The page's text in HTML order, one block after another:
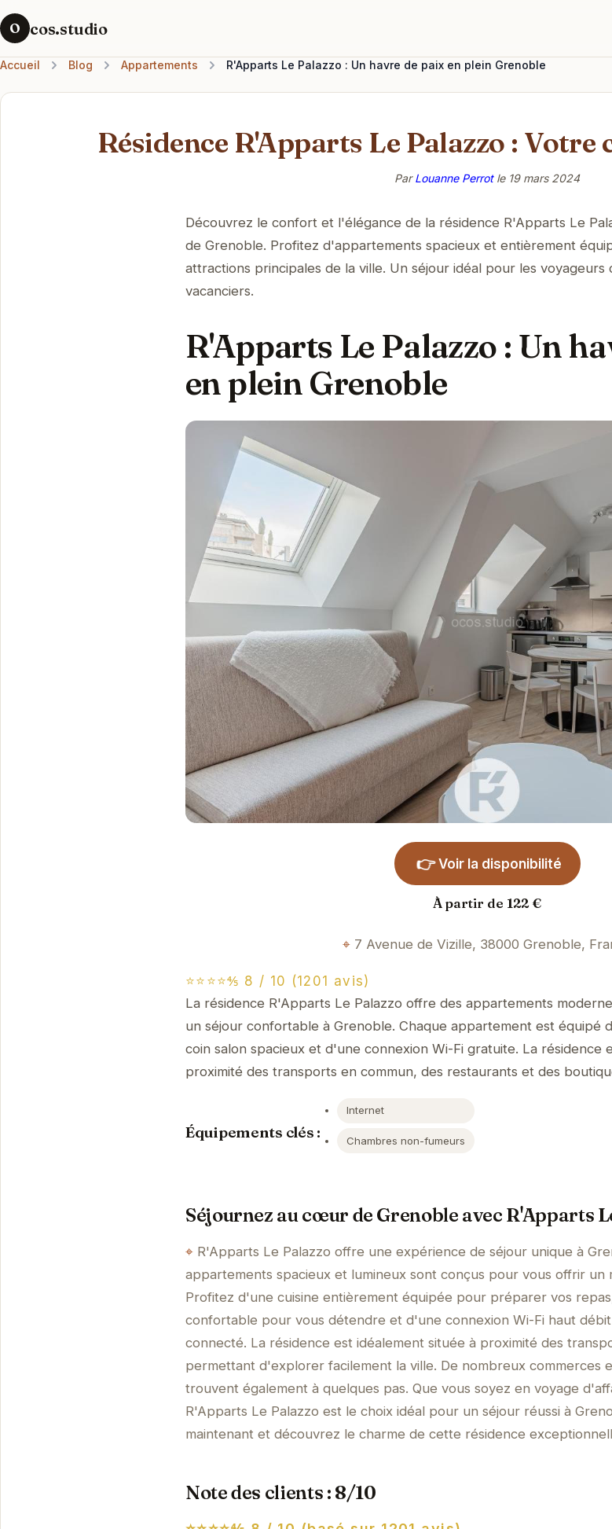
O cos.studio
Accueil Blog Appartements R'Apparts Le Palazzo : Un havre de paix en plein Grenoble
Résidence R'Apparts Le Palazzo : Votre
ParLouanne Perrotle 19 mars 2024
Découvrez le confort et l'élégance de la résidence R'Apparts Le
de Grenoble. Profitez d'appartements spacieux et entièrement
attractions principales de la ville. Un séjour idéal pour les voyageurs
vacanciers.
R'Apparts Le Palazzo : Un
en plein Grenoble
👉 Voir la disponibilité
À partir de 122 €
7 Avenue de Vizille, 38000 Grenoble,
⭐⭐⭐⭐⅘ 8 / 10 (1201 avis)
La résidence R'Apparts Le Palazzo offre des appartements
un séjour confortable à Grenoble. Chaque appartement est équipé
coin salon spacieux et d'une connexion Wi-Fi gratuite. La résidence
proximité des transports en commun, des restaurants et des
Équipements clés :
Internet
Chambres non-fumeurs
Séjournez au cœur de Grenoble avec R'Apparts
R'Apparts Le Palazzo offre une expérience de séjour unique à
appartements spacieux et lumineux sont conçus pour vous offrir un
Profitez d'une cuisine entièrement équipée pour préparer vos
confortable pour vous détendre et d'une connexion Wi-Fi haut
connecté. La résidence est idéalement située à proximité des
permettant d'explorer facilement la ville. De nombreux commerces
trouvent également à quelques pas. Que vous soyez en voyage
R'Apparts Le Palazzo est le choix idéal pour un séjour réussi à
maintenant et découvrez le charme de cette résidence
Note des clients : 8/10